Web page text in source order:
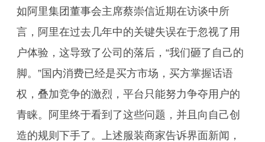
如阿里集团董事会主席蔡崇信近期在访谈中所
言，阿里在过去几年中的关键失误在于忽视了用
户体验，这导致了公司的落后，“我们砸了自己的
脚。”国内消费已经是买方市场，买方掌握话语
权，叠加竞争的激烈，平台只能努力争夺用户的
青睐。阿里终于看到了这些问题，并且向自己创
造的规则下手了。上述服装商家告诉界面新闻，